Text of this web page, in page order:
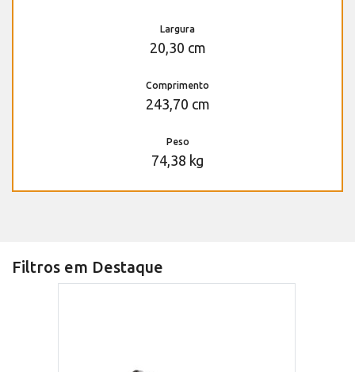
Largura
20,30 cm
Comprimento
243,70 cm
Peso
74,38 kg
Filtros em Destaque